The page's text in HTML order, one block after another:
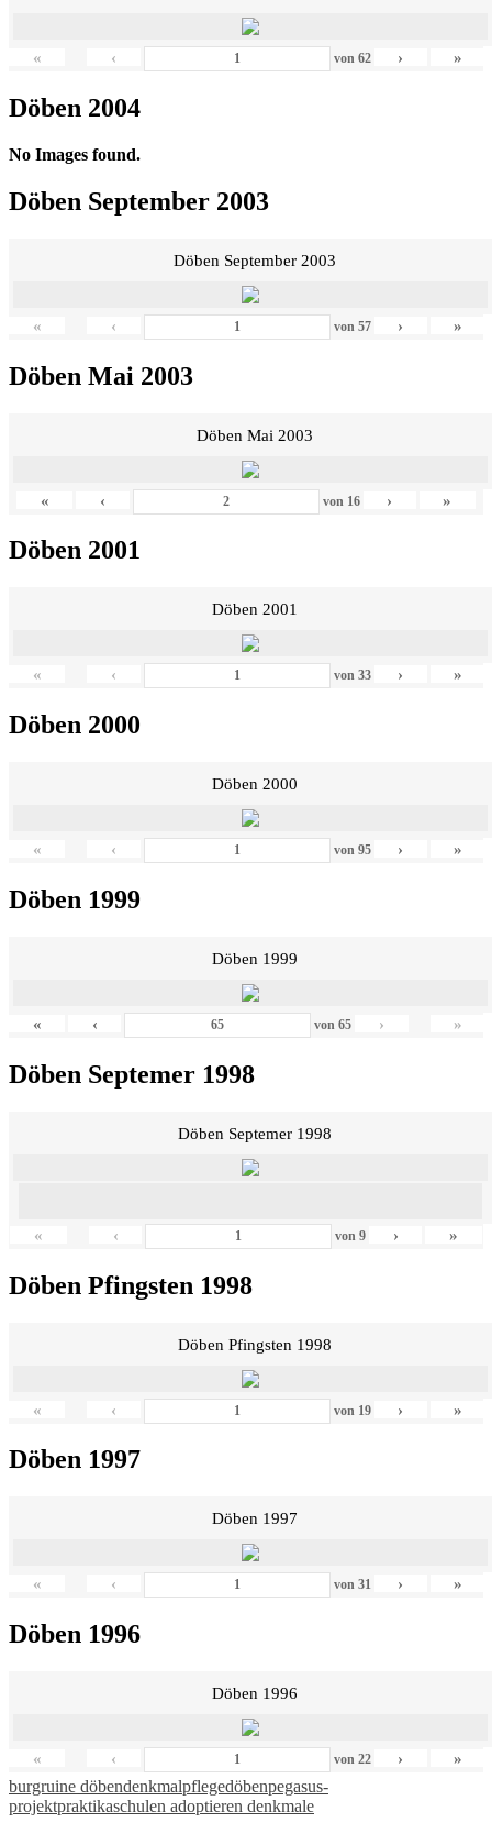
« ‹ von 62 › »
Döben 2004
No Images found.
Döben September 2003
Döben September 2003
« ‹ von 57 › »
Döben Mai 2003
Döben Mai 2003
« ‹ von 16 › »
Döben 2001
Döben 2001
« ‹ von 33 › »
Döben 2000
Döben 2000
« ‹ von 95 › »
Döben 1999
Döben 1999
« ‹ von65 › »
Döben Septemer 1998
Döben Septemer 1998
« ‹ von9 › »
Döben Pfingsten 1998
Döben Pfingsten 1998
« ‹ von 19 › »
Döben 1997
Döben 1997
« ‹ von 31 › »
Döben 1996
Döben 1996
« ‹ von 22 › »
burgruine döbendenkmalpflegedöbenpegasus-
projektpraktikaschulen adoptieren denkmale